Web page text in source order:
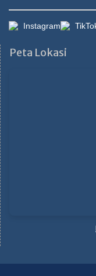
Instagram
Peta Lokasi